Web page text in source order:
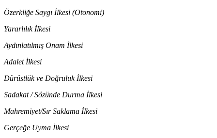
Özerkliğe Saygı İlkesi (Otonomi)
Yararlılık İlkesi
Aydınlatılmış Onam İlkesi
Adalet İlkesi
Dürüstlük ve Doğruluk İlkesi
Sadakat / Sözünde Durma İlkesi
Mahremiyet/Sır Saklama İlkesi
Gerçeğe Uyma İlkesi